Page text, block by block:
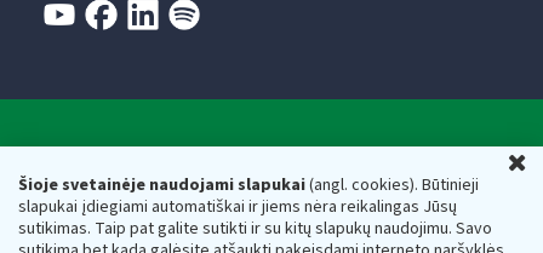
Šioje svetainėje naudojami slapukai(angl. cookies). Būtinieji
slapukai įdiegiami automatiškai ir jiems nėra reikalingas Jūsų
sutikimas. Taip pat galite sutikti ir su kitų slapukų naudojimu. Savo
Respublikos finansų ministerijos
Biudžetinė įstaiga. Juridinio asmens kodas — 188659752,
adresas: Vasario 16-osios g. 14, 01107 Vilnius, Lietuva, el.paštas: